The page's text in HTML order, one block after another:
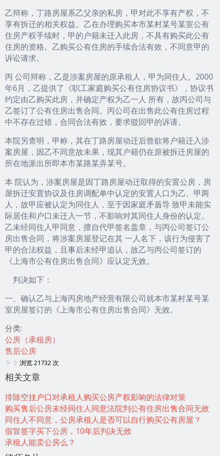
乙辩称，丁路房屋系乙父亲的私房，甲对此不享有产权，不
享有拆迁的相关权益。乙在办理购买本市某村某号某室公有
住房产权手续时，甲的户籍未迁入此房，不具有购买此公有
住房的资格。乙购买公有住房的手续合法有效，不同意甲的
诉讼请求。
丙 公司辩称，乙是涉案房屋的原承租人，甲为同住人。2000
年6月，乙提供了《职工家庭购买公有住房协议书》，协议书
约定由乙购买此房，并确定产权为乙一人 所有，故丙公司与
乙签订了公有住房出售合同。丙公司在出售此公有住房过程
中不存在过错，合同合法有效，要求驳回甲的诉请。
本院另查明，甲称，其在丁路房屋动迁后曾欲将户籍迁入涉
案房屋，因乙不同意故未果，现其户籍仍在原被拆迁房屋的
所在地派出所即本市某路某弄某号。
本 院认为，涉案房屋是因丁路房屋动迁取得的安置公房，房
屋拆迁安置协议及住房调配单中认定的安置人口为乙、甲两
人，故甲应被认定为同住人，至于因家庭矛盾导 致甲未能实
际居住和户口未迁入一节，不影响对其同住人身份的认定。
乙未经同住人甲同意，擅自代甲签名盖章，与丙公司签订公
房出售合同，将涉案房屋登记在其 一人名下，该行为侵害了
甲的合法权益，且事后未经甲追认，故乙与丙公司签订的
《上海市公有住房出售合同》应认定无效。
判决如下：
一、确认乙与上海丙房地产经营有限公司就本市某村某号某
室房屋签订的《上海市公有住房出售合同》无效。
分类:
公房（承租房）
售后公房
浏览 21732 次
相关文章
排除空挂户口对承租人购买公房产权影响的法律对策
购买售后公房未经同住人同意法院判公有住房出售合同无效
同住人不同意，公房承租人是否可以自行购买公有房屋？
假冒签字买下公房，10年后判决无效
承租人能卖公房么？